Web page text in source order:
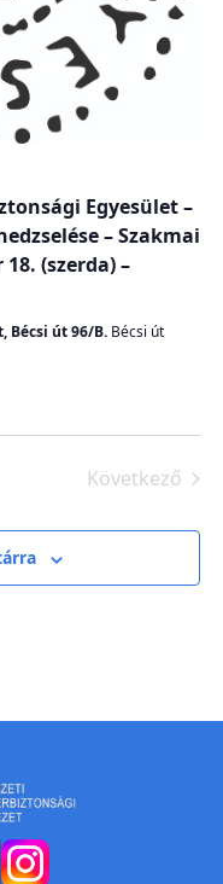
Egyesület –
– Szakmai
(szerda) –
Bécsi út 96/B. Bécsi út
Következő